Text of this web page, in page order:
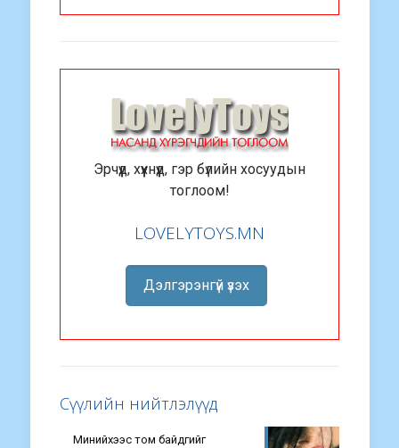
Эрчүүд, хүүхнүүд, гэр бүлийн хосуудын
тоглоом!
LOVELYTOYS.MN
Дэлгэрэнгүй үзэх
Сүүлийн нийтлэлүүд
Минийхээс том байдгийг